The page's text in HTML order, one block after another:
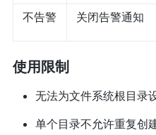
不告警 关闭告警通知
使用限制
无法为文件系统根目录
单个目录不允许重复创